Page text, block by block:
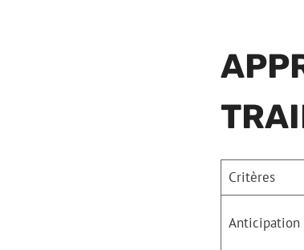
Critères
Anticipation